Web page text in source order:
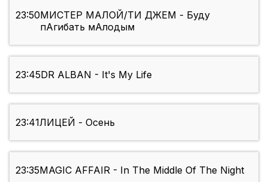
23:50МИСТЕР МАЛОЙ/ТИ ДЖЕМ - Буду
пАгибать мАлодым
23:45DR ALBAN - It's My Life
23:41ЛИЦЕЙ - Осень
23:35MAGIC AFFAIR - In The Middle Of The Night